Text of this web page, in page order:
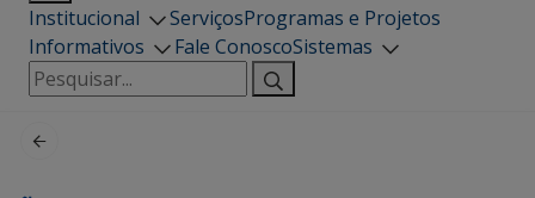
Institucional ServiçosProgramas e Projetos
Informativos
Fale ConoscoSistemas
Pesquisar
por: